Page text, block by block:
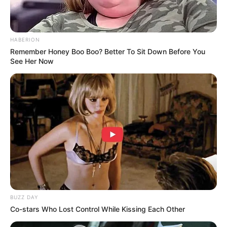
(foto: instagram/rennotni)
Daftar isi
Biodata & Profil
Nama Lengkap: Renata Martínez Notni
Nama Panggung: Renata Notni,
Rennotni
Nama Panggilan: Renata
Tempat Tanggal Lahir: Cuernavaca, Morelos, Meksiko, 2
Januari 1995
Kewarganegaraan: Meksiko
Pendidikan:
Centro de Educación Artística Infantil;
Stella Adler Acting Studio;
HABERION
Remember Honey Boo Boo? Better To Sit Down Before You
See Her Now
BUZZ DAY
Co-stars Who Lost Control While Kissing Each Other